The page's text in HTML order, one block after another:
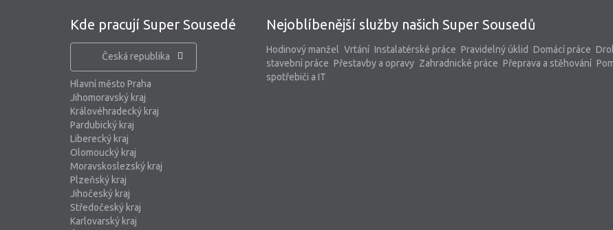
Kde pracují Super Sousedé
Česká republika
Hlavní město Praha
Jihomoravský kraj
Královéhradecký kraj
Pardubický kraj
Liberecký kraj
Olomoucký kraj
Moravskoslezský kraj
Plzeňský kraj
Jihočeský kraj
Středočeský kraj
Karlovarský kraj
Nejoblíbenější služby našich Super Sousedů
Hodinový manžel Vrtání Instalatérské práce Pravidelný úklid Domácí práce
stavební práce Přestavby a opravy Zahradnické práce Přeprava a stěhování
spotřebiči a IT